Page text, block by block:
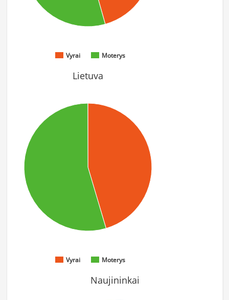
Vyrai Moterys
Lietuva
Vyrai Moterys
Naujininkai